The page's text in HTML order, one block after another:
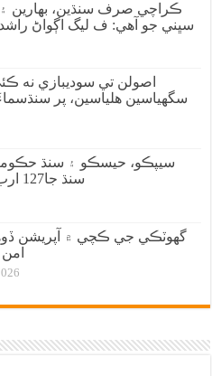
ڪراچي صرف سنڌين، بهارين ۽
سڀني جو آهي: ف ليگ اڳواڻ
سگهياسين هلياسين، پر
سيپڪو، حيسڪو ۽ سنڌ
سنڌ جا127 ارب رپيا ٻڏي ويا؟
گهوٽڪي جي ڪچي ۾ آپريشن